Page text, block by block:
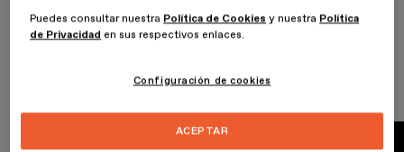
el diseñador cuida todos los detalles, cómo combina diferentes
tejidos entre sí para crear sensaciones, y cómo, en la alta costura,
Puedes consultar nuestra Política de Cookies y nuestra Política
de Privacidad en sus respectivos enlaces.
Configuración de cookies
ACEPTAR